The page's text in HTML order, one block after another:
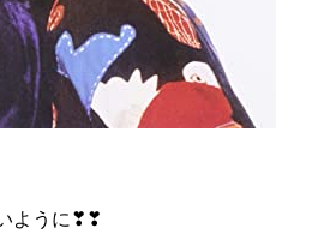
ように❣❣